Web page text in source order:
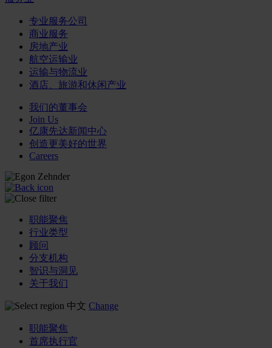
专业服务公司
商业服务
房地产业
航空运输业
运输与物流业
酒店、旅游和休闲产业
我们的董事会
Join Us
亿康先达新闻中心
创造更美好的世界
Careers
职能聚焦
行业类型
顾问
分支机构
智识与洞见
关于我们
中文 Change
职能聚焦
首席执行官